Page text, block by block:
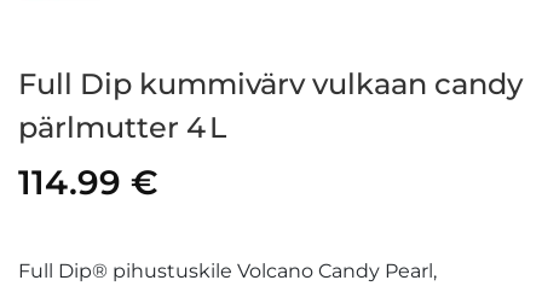
Full Dip kummivärv vulkaan candy
pärlmutter 4 L
114.99 €
Full Dip® pihustuskile Volcano Candy Pearl,